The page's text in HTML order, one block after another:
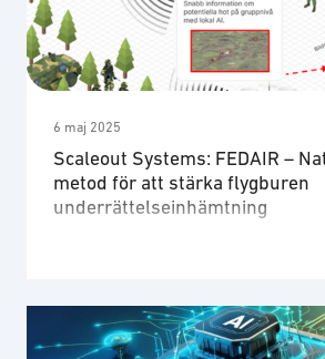
hantera dessa utmaningar,
lärande för datorseende. Federerat
möjliggör modellträning över
utan att rådata behöver
6 maj 2025
Scaleout Systems: FEDAIR –
metod för att stärka flygburen
underrättelseinhämtning
sensorsystem som genererar
datamängder. Dessa system